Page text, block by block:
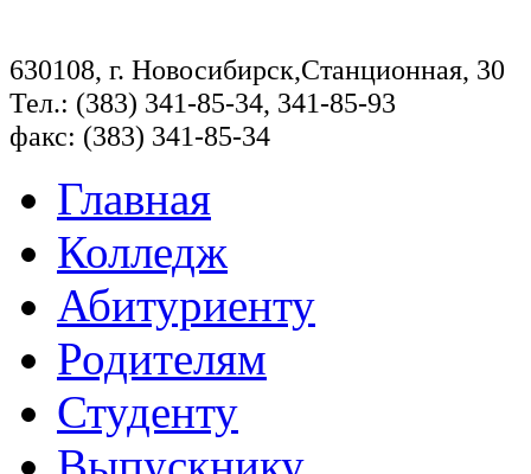
630108, г. Новосибирск,Станционная, 30
Тел.: (383) 341-85-34, 341-85-93
факс: (383) 341-85-34
Главная
Колледж
Абитуриенту
Родителям
Студенту